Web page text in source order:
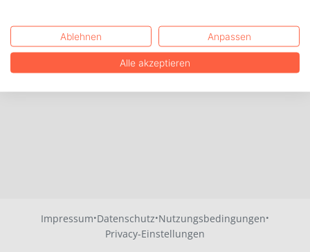
Impressum·Datenschutz·Nutzungsbedingungen·
Privacy-Einstellungen
Ablehnen Anpassen
Alle akzeptieren